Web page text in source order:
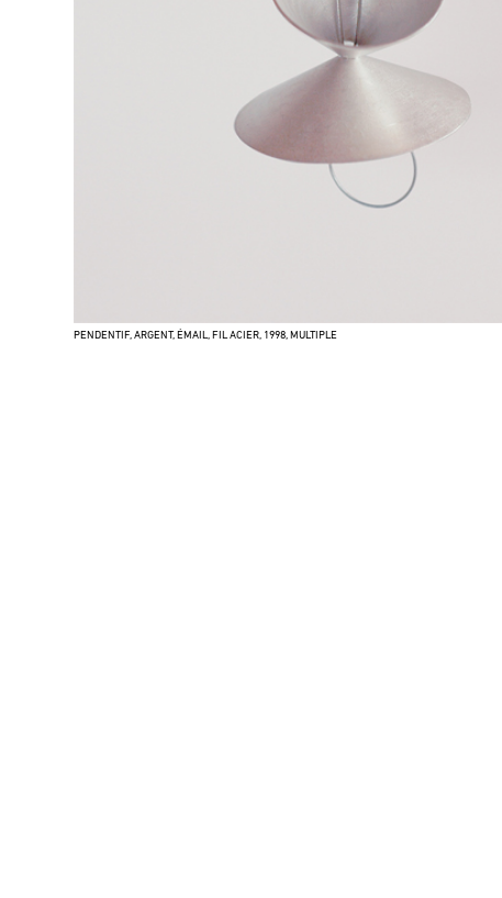
PENDENTIF, ARGENT, ÉMAIL, FIL ACIER, 1998, MULTIPLE